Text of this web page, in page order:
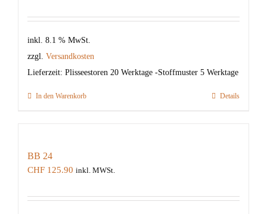
inkl. 8.1 % MwSt.
zzgl. Versandkosten
Lieferzeit: Plisseestoren 20 Werktage -Stoffmuster 5 Werktage
In den Warenkorb Details
BB 24
CHF 125.90 inkl. MWSt.